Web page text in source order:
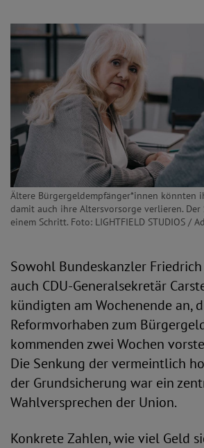
Ältere Bürgergeldempfänger*innen könnten
damit auch ihre Altersvorsorge verlieren. Der
einem Schritt. Foto: LIGHTFIELD STUDIOS /
Sowohl Bundeskanzler Friedrich
auch CDU-Generalsekretär
kündigten am Wochenende an,
Reformvorhaben zum
kommenden zwei Wochen
Die Senkung der vermeintlich
der Grundsicherung war ein
Wahlversprechen der Union.
Konkrete Zahlen, wie viel Geld